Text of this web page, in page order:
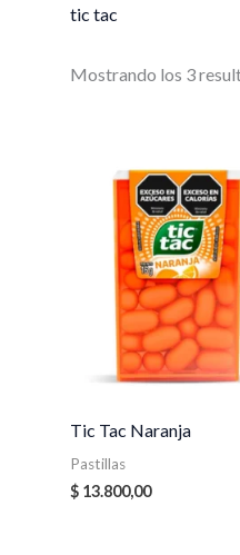
tic tac
Mostrando los 3
Tic Tac Naranja
Pastillas
$13.800,00